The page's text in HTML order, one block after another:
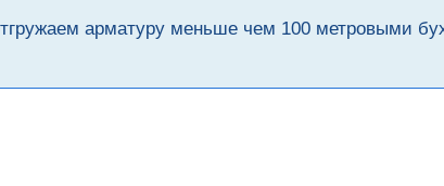
арматуру меньше чем 100 метровыми